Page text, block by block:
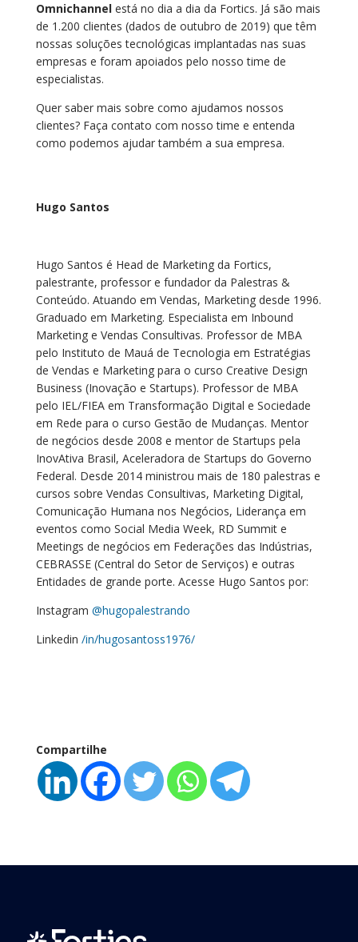
Omnichannelestá no dia a dia da Fortics. Já são mais
de 1.200 clientes (dados de outubro de 2019) que têm
nossas soluções tecnológicas implantadas nas suas
empresas e foram apoiados pelo nosso time de
especialistas.
Quer saber mais sobre como ajudamos nossos
clientes? Faça contato com nosso time e entenda
como podemos ajudar também a sua empresa.
Hugo Santos
Hugo Santos é Head de Marketing da Fortics,
palestrante, professor e fundador da Palestras &
Conteúdo. Atuando em Vendas, Marketing desde 1996.
Graduado em Marketing. Especialista em Inbound
Marketing e Vendas Consultivas. Professor de MBA
pelo Instituto de Mauá de Tecnologia em Estratégias
de Vendas e Marketing para o curso Creative Design
Business (Inovação e Startups). Professor de MBA
pelo IEL/FIEA em Transformação Digital e Sociedade
em Rede para o curso Gestão de Mudanças. Mentor
de negócios desde 2008 e mentor de Startups pela
InovAtiva Brasil, Aceleradora de Startups do Governo
Federal. Desde 2014 ministrou mais de 180 palestras e
cursos sobre Vendas Consultivas, Marketing Digital,
Comunicação Humana nos Negócios, Liderança em
eventos como Social Media Week, RD Summit e
Meetings de negócios em Federações das Indústrias,
CEBRASSE (Central do Setor de Serviços) e outras
Entidades de grande porte. Acesse Hugo Santos por:
Instagram @hugopalestrando
Linkedin /in/hugosantoss1976/
Compartilhe